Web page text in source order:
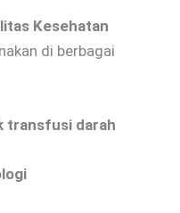
Kesehatan
di berbagai
transfusi darah